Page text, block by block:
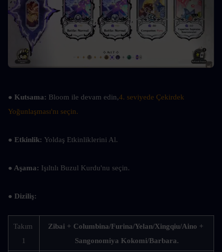
● Kutsama: Bloom ile devam edin,4. seviyede Çekirdek
Yoğunlaşması'nı seçin.
● Etkinlik: Yoldaş Etkinliklerini Al.
● Aşama: Işıltılı Buzul Kurdu'nu seçin.
● Diziliş:
Takım
1
Zibai + Columbina/Furina/Yelan/Xingqiu/Aino +
Sangonomiya Kokomi/Barbara.